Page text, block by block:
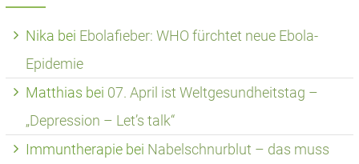
Nika bei Ebolafieber: WHO fürchtet neue Ebola-
Epidemie
Matthias bei 07. April ist Weltgesundheitstag –
„Depression – Let’s talk“
Immuntherapiebei Nabelschnurblut – das muss